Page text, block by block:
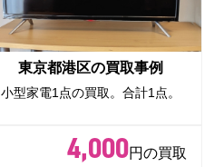
東京都港区の買取事例
小型家電1点の買取。合計1点。
4,000円の買取